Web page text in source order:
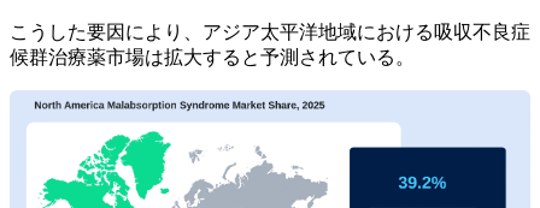
こうした要因により、アジア太平洋地域における吸収不良症
候群治療薬市場は拡大すると予測されている。